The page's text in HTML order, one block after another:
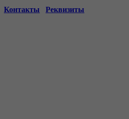
Контакты Реквизиты